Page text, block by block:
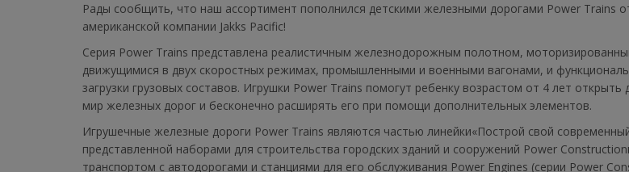
Рады сообщить, что наш ассортимент пополнился детскими железными дорогами Power Trains
американской компании Jakks Pacific!
Серия Power Trains представлена реалистичным железнодорожным полотном,
движущимися в двух скоростных режимах, промышленными и военными вагонами, и
загрузки грузовых составов. Игрушки Power Trains помогут ребенку возрастом от 4 лет открыть
мир железных дорог и бесконечно расширять его при помощи дополнительных элементов.
Игрушечные железные дороги Power Trains являются частью линейки«Построй свой
представленной наборами для строительства городских зданий и сооружений Power
транспортом с автодорогами и станциями для его обслуживания Power Engines (серии Power